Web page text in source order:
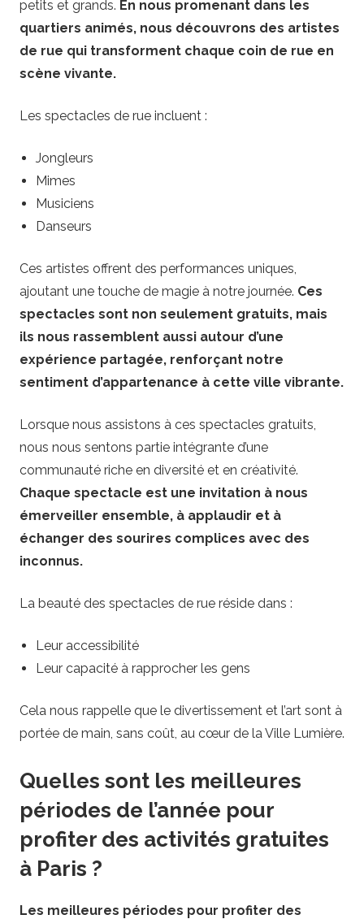
petits et grands. En nous promenant dans les
quartiers animés, nous découvrons des artistes
de rue qui transforment chaque coin de rue en
scène vivante.
Les spectacles de rue incluent :
Jongleurs
Mimes
Musiciens
Danseurs
Ces artistes offrent des performances uniques,
ajoutant une touche de magie à notre journée. Ces
spectacles sont non seulement gratuits, mais
ils nous rassemblent aussi autour d’une
expérience partagée, renforçant notre
sentiment d’appartenance à cette ville vibrante.
Lorsque nous assistons à ces spectacles gratuits,
nous nous sentons partie intégrante d’une
communauté riche en diversité et en créativité.
Chaque spectacle est une invitation à nous
émerveiller ensemble, à applaudir et à
échanger des sourires complices avec des
inconnus.
La beauté des spectacles de rue réside dans :
Leur accessibilité
Leur capacité à rapprocher les gens
Cela nous rappelle que le divertissement et l’art sont à
portée de main, sans coût, au cœur de la Ville Lumière.
Quelles sont les meilleures
périodes de l’année pour
profiter des activités gratuites
à Paris ?
Les meilleures périodes pour profiter des